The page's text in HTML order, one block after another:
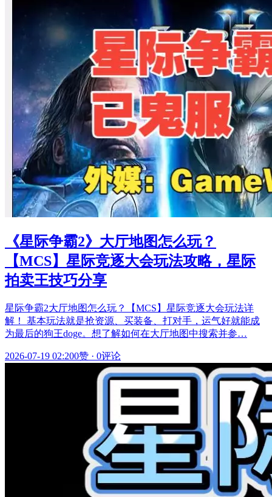
《星际争霸2》大厅地图怎么玩？
【MCS】星际竞逐大会玩法攻略，星际
拍卖王技巧分享
星际争霸2大厅地图怎么玩？【MCS】星际竞逐大会玩法详
解！ 基本玩法就是抢资源、买装备、打对手，运气好就能成
为最后的狗王doge。想了解如何在大厅地图中搜索并参…
2026-07-19 02:200赞 · 0评论